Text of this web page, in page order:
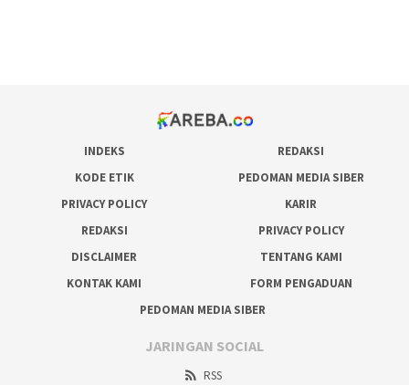
INDEKS
REDAKSI
KODE ETIK
PEDOMAN MEDIA SIBER
PRIVACY POLICY
KARIR
REDAKSI
PRIVACY POLICY
DISCLAIMER
TENTANG KAMI
KONTAK KAMI
FORM PENGADUAN
PEDOMAN MEDIA SIBER
JARINGAN SOCIAL
RSS